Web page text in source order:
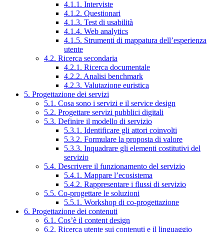
4.1.1. Interviste
4.1.2. Questionari
4.1.3. Test di usabilità
4.1.4. Web analytics
4.1.5. Strumenti di mappatura dell’esperienza
utente
4.2. Ricerca secondaria
4.2.1. Ricerca documentale
4.2.2. Analisi benchmark
4.2.3. Valutazione euristica
5. Progettazione dei servizi
5.1. Cosa sono i servizi e il service design
5.2. Progettare servizi pubblici digitali
5.3. Definire il modello di servizio
5.3.1. Identificare gli attori coinvolti
5.3.2. Formulare la proposta di valore
5.3.3. Inquadrare gli elementi costitutivi del
servizio
5.4. Descrivere il funzionamento del servizio
5.4.1. Mappare l’ecosistema
5.4.2. Rappresentare i flussi di servizio
5.5. Co-progettare le soluzioni
5.5.1. Workshop di co-progettazione
6. Progettazione dei contenuti
6.1. Cos’è il content design
6.2. Ricerca utente sui contenuti e il linguaggio